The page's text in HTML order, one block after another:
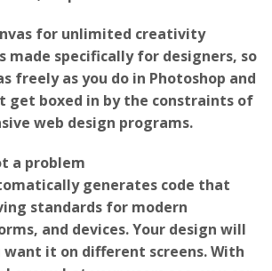
made specifically for designers, so
freely as you do in Photoshop and
get boxed in by the constraints of
web design programs.
generates code that
standards for modern
and devices. Your design will
want it on different screens. With
over what your users see, you can